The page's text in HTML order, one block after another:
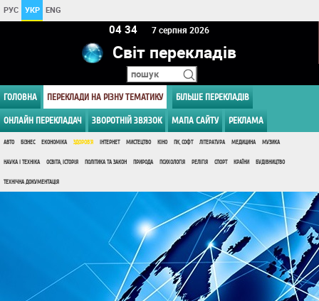
РУС УКР ENG
04 34 7 серпня 2026
Світ перекладів
ГОЛОВНА ПЕРЕКЛАДИ НА РІЗНУ ТЕМАТИКУ БІЛЬШЕ ПЕРЕКЛАДІВ
ОНЛАЙН ПЕРЕКЛАДАЧ ЗВОРОТНІЙ ЗВЯЗОК МАПА САЙТУ РЕКЛАМА
АВТО БІЗНЕС ЕКОНОМІКА ЗДОРОВ'Я ІНТЕРНЕТ МИСТЕЦТВО КІНО ПК, СОФТ ЛІТЕРАТУРА МЕДИЦИНА МУЗИКА
НАУКА І ТЕХНІКА ОСВІТА, ІСТОРІЯ ПОЛІТИКА ТА ЗАКОН ПРИРОДА ПСИХОЛОГІЯ РЕЛІГІЯ СПОРТ КРАЇНИ БУДІВНИЦТВО
ТЕХНІЧНА ДОКУМЕНТАЦІЯ